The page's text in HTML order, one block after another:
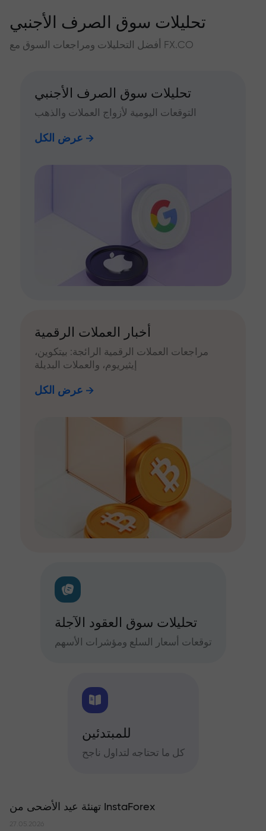
تحليلات سوق الصرف الأجنبي
أفضل التحليلات ومراجعات السوق مع FX.CO
تحليلات سوق الصرف الأجنبي
التوقعات اليومية لأزواج العملات والذهب
عرض الكل
أخبار العملات الرقمية
مراجعات العملات الرقمية الرائجة: بيتكوين،
إيثيريوم، والعملات البديلة
عرض الكل
تحليلات سوق العقود الآجلة
توقعات أسعار السلع ومؤشرات الأسهم
للمبتدئين
كل ما تحتاجه لتداول ناجح
تهنئة عيد الأضحى من InstaForex
27.05.2026